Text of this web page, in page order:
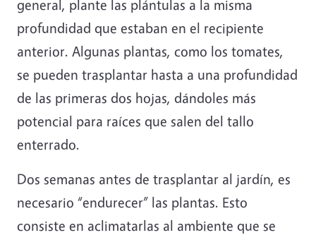
general, plante las plántulas a la misma
profundidad que estaban en el recipiente
anterior. Algunas plantas, como los tomates,
se pueden trasplantar hasta a una profundidad
de las primeras dos hojas, dándoles más
potencial para raíces que salen del tallo
enterrado.
Dos semanas antes de trasplantar al jardín, es
necesario “endurecer” las plantas. Esto
consiste en aclimatarlas al ambiente que se